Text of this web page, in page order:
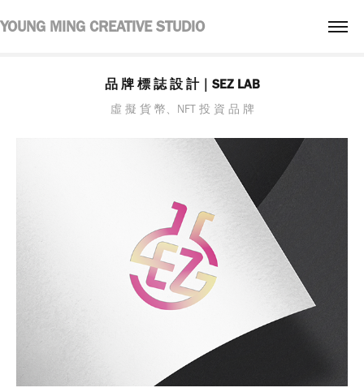
YOUNG MING CREATIVE STUDIO
品 牌 標 誌 設 計｜SEZ LAB
虛 擬 貨 幣、NFT 投 資 品 牌